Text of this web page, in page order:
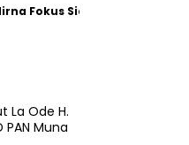
Fokus Siapkan Bukti di MK